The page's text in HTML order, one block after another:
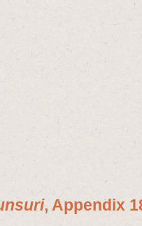
, Appendix